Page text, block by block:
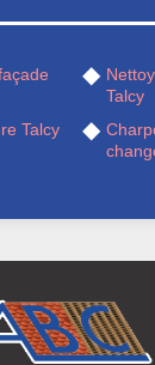
Talcy
Talcy